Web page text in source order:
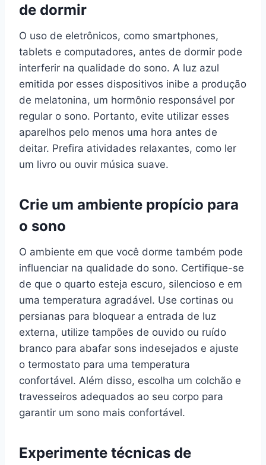
de dormir
O uso de eletrônicos, como smartphones,
tablets e computadores, antes de dormir pode
interferir na qualidade do sono. A luz azul
emitida por esses dispositivos inibe a produção
de melatonina, um hormônio responsável por
regular o sono. Portanto, evite utilizar esses
aparelhos pelo menos uma hora antes de
deitar. Prefira atividades relaxantes, como ler
um livro ou ouvir música suave.
Crie um ambiente propício para
o sono
O ambiente em que você dorme também pode
influenciar na qualidade do sono. Certifique-se
de que o quarto esteja escuro, silencioso e em
uma temperatura agradável. Use cortinas ou
persianas para bloquear a entrada de luz
externa, utilize tampões de ouvido ou ruído
branco para abafar sons indesejados e ajuste
o termostato para uma temperatura
confortável. Além disso, escolha um colchão e
travesseiros adequados ao seu corpo para
garantir um sono mais confortável.
Experimente técnicas de